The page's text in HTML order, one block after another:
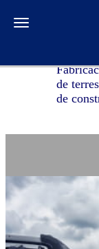
Toggle navigation
de
de